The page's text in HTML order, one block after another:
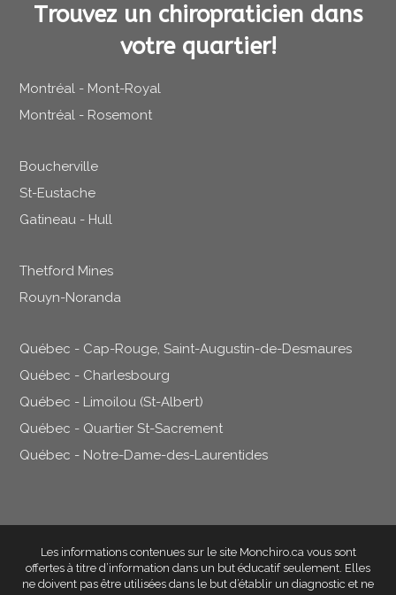
Trouvez un chiropraticien dans
votre quartier!
Montréal - Mont-Royal
Montréal - Rosemont
Boucherville
St-Eustache
Gatineau - Hull
Thetford Mines
Rouyn-Noranda
Québec - Cap-Rouge, Saint-Augustin-de-Desmaures
Québec - Charlesbourg
Québec - Limoilou (St-Albert)
Québec - Quartier St-Sacrement
Québec - Notre-Dame-des-Laurentides
Les informations contenues sur le site Monchiro.ca vous sont
offertes à titre d’information dans un but éducatif seulement. Elles
ne doivent pas être utilisées dans le but d’établir un diagnostic et ne